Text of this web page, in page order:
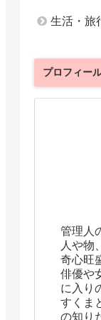
生活・旅
プロフィー
管理人
人や物
奇心旺
俳優や
に入り
すくま
の知り